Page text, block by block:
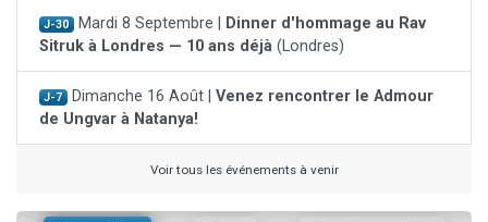
J-30 Mardi 8 Septembre |
Dinner d'hommage au Rav
Sitruk à Londres — 10 ans déjà (Londres)
J-7 Dimanche 16 Août | Venez rencontrer le Admour
de Ungvar à Natanya!
Voir tous les événements à venir